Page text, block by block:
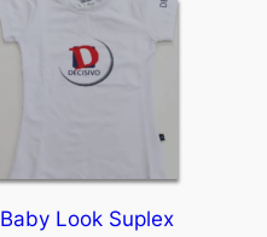
Baby Look Suplex